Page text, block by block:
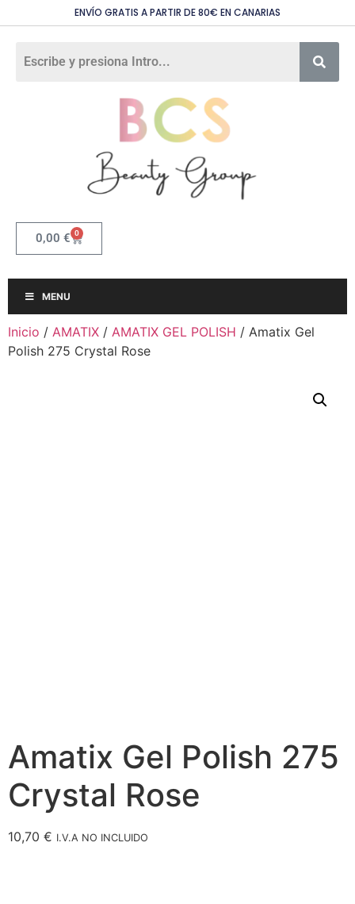
ENVÍO GRATIS A PARTIR DE 80€ EN CANARIAS
0,00 € 0
MENU
Inicio / AMATIX / AMATIX GEL POLISH / Amatix Gel
Polish 275 Crystal Rose
Amatix Gel Polish 275
Crystal Rose
10,70 € I.V.A NO INCLUIDO